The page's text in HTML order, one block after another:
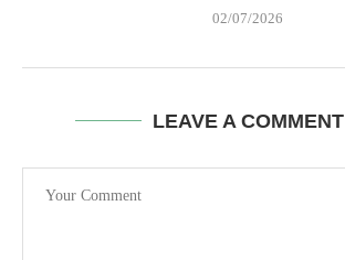
02/07/2026
LEAVE A COMMENT